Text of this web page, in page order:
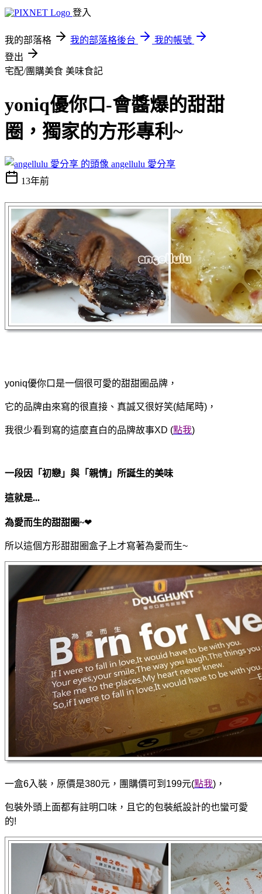
登入
我的部落格 我的部落格後台
我的帳號
登出
宅配/團購美食 美味食記
yoniq優你口-會醬爆的甜甜
圈，獨家的方形專利~
angellulu 愛分享
13年前
yoniq優你口是一個很可愛的甜甜圈品牌，
它的品牌由來寫的很直接、真誠又很好笑(結尾時)，
我很少看到寫的這麼直白的品牌故事XD (點我)
一段因「初戀 」與 「親情 」 所誕生的美味
這就是...
為愛而生的甜甜圈~❤
所以這個方形甜甜圈盒子上才寫著為愛而生~
一盒6入裝，原價是380元，團購價可到199元(點我)，
包裝外頭上面都有註明口味，且它的包裝紙設計的也蠻可愛
的!